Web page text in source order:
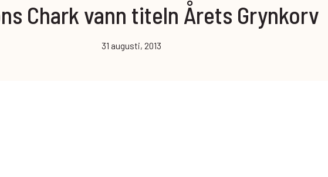
Chark vann titeln Årets Grynkorv
31 augusti, 2013